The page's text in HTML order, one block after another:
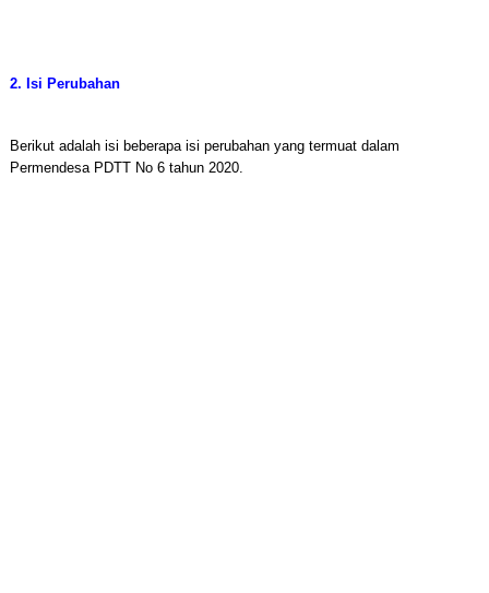
2. Isi Perubahan
Berikut adalah isi beberapa isi perubahan yang termuat dalam
Permendesa PDTT No 6 tahun 2020.